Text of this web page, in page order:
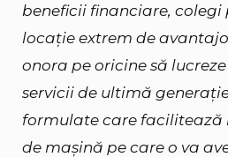
beneficii financiare, colegi
locație extrem de
onora pe oricine să
servicii de ultimă
formulate care facilitează
de mașină pe care o va